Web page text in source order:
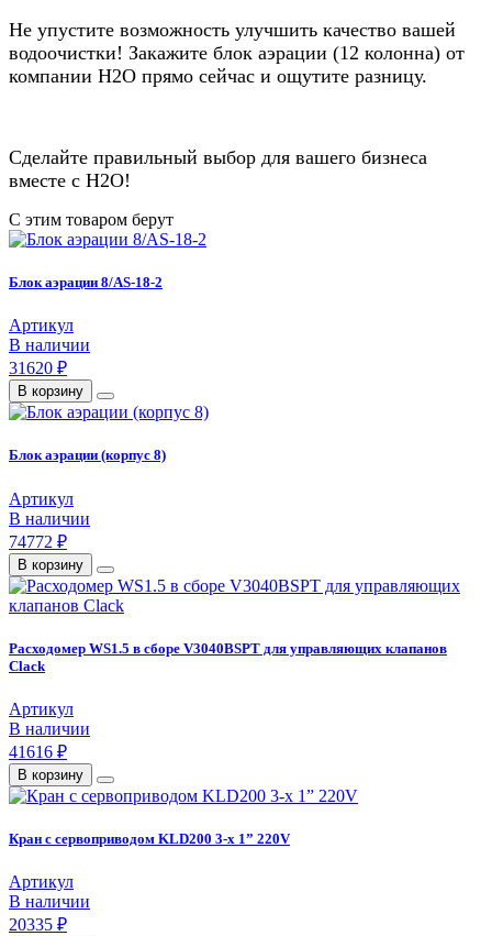
Не упустите возможность улучшить качество вашей
водоочистки! Закажите блок аэрации (12 колонна) от
компании Н2О прямо сейчас и ощутите разницу.
Сделайте правильный выбор для вашего бизнеса
вместе с Н2О!
С этим товаром берут
Блок аэрации 8/AS-18-2
Артикул
В наличии
31620 ₽
В корзину
Блок аэрации (корпус 8)
Артикул
В наличии
74772 ₽
В корзину
Расходомер WS1.5 в сборе V3040BSPT для управляющих клапанов
Clack
Артикул
В наличии
41616 ₽
В корзину
Кран с сервоприводом KLD200 3-х 1” 220V
Артикул
В наличии
20335 ₽